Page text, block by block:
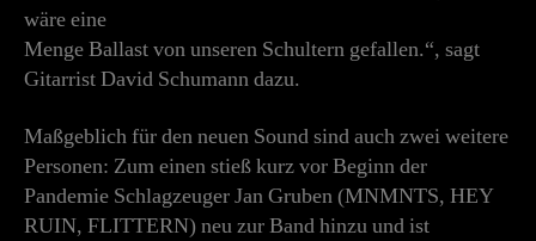
wäre eine
Menge Ballast von unseren Schultern gefallen.“, sagt
Gitarrist David Schumann dazu.
Maßgeblich für den neuen Sound sind auch zwei weitere
Personen: Zum einen stieß kurz vor Beginn der
Pandemie Schlagzeuger Jan Gruben (MNMNTS, HEY
RUIN, FLITTERN) neu zur Band hinzu und ist